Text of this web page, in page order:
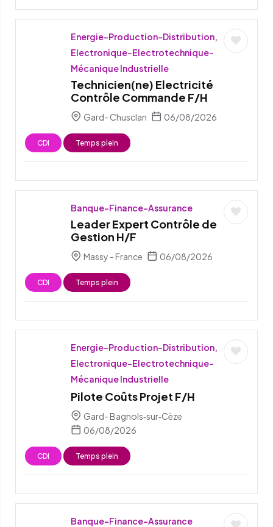
Energie-Production-Distribution,
Electronique-Electrotechnique-
Mécanique Industrielle
Technicien(ne) Electricité
Contrôle Commande F/H
Gard- Chusclan 06/08/2026
CDI Temps plein
Banque-Finance-Assurance
Leader Expert Contrôle de
Gestion H/F
Massy - France 06/08/2026
CDI Temps plein
Energie-Production-Distribution,
Electronique-Electrotechnique-
Mécanique Industrielle
Pilote Coûts Projet F/H
Gard- Bagnols‑sur‑Cèze
06/08/2026
CDI Temps plein
Banque-Finance-Assurance